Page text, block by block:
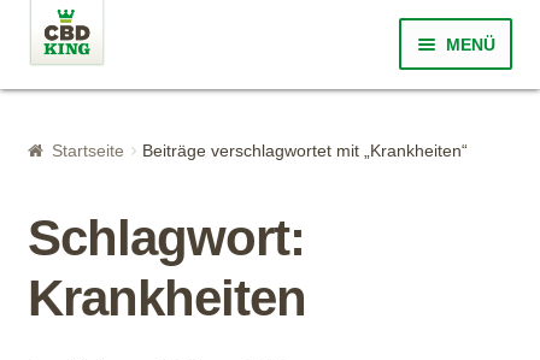
Zur Navigation springen
Springe zum Inhalt
MENÜ
Was ist CBD?
Über CBD King
Qualität
Startseite Beiträge verschlagwortet mit „Krankheiten“
Schlagwort:
Krankheiten